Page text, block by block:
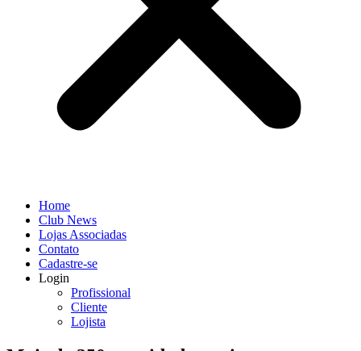
Home
Club News
Lojas Associadas
Contato
Cadastre-se
Login
Profissional
Cliente
Lojista